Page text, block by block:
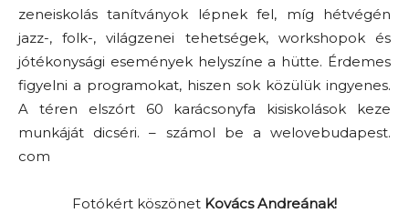
zeneiskolás tanítványok lépnek fel, míg hétvégén
jazz-, folk-, világzenei tehetségek, workshopok és
jótékonysági események helyszíne a hütte. Érdemes
figyelni a programokat, hiszen sok közülük ingyenes.
A téren elszórt 60 karácsonyfa kisiskolások keze
munkáját dicséri. – számol be a welovebudapest.
com
Fotókért köszönet Kovács Andreának!